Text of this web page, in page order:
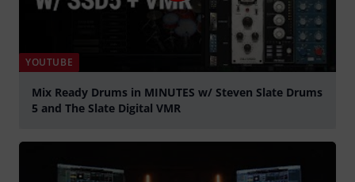
YOUTUBE
Mix Ready Drums in MINUTES w/ Steven Slate Drums
5 and The Slate Digital VMR